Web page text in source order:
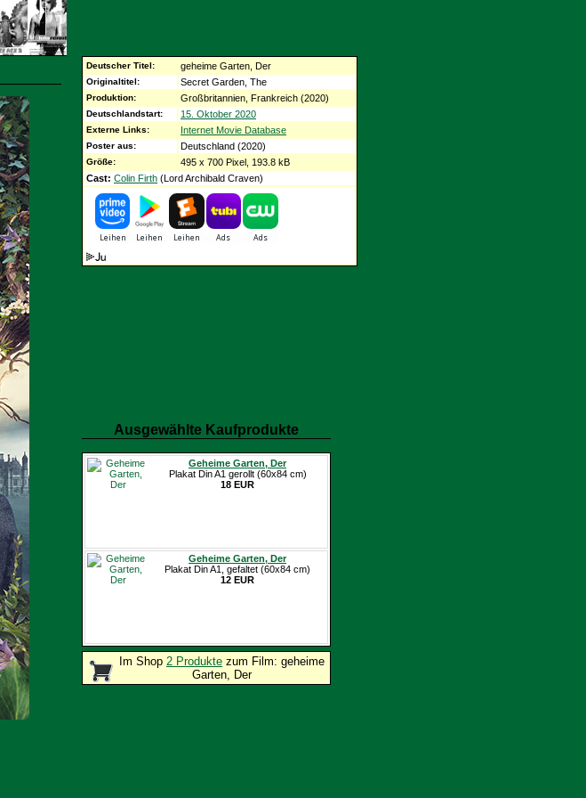
Deutscher Titel: geheime Garten, Der
Originaltitel: Secret Garden, The
Produktion: Großbritannien, Frankreich (2020)
Deutschlandstart: 15. Oktober 2020
Externe Links: Internet Movie Database
Poster aus: Deutschland (2020)
Größe:
495 x 700 Pixel, 193.8 kB
Cast: Colin Firth (Lord Archibald Craven)
Ausgewählte Kaufprodukte
Geheime Garten, Der
Plakat Din A1 gerollt (60x84 cm)
18 EUR
Geheime Garten, Der
Plakat Din A1, gefaltet (60x84 cm)
12 EUR
Im Shop 2 Produkte zum Film: geheime
Garten, Der